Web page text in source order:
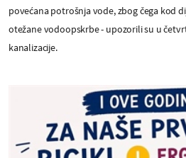
povećana potrošnja vode, zbog čega kod
otežane vodoopskrbe - upozorili su u
kanalizacije.